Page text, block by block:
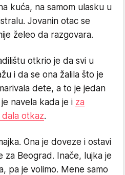
kuća, na samom ulasku u
Jovanin otac se
želeo da razgovara.
otkrio je da svi u
i da se ona žalila što je
dete, a to je jedan
navela kada je i za
otkaz.
Ona je doveze i ostavi
Beograd. Inače, lujka je
pa je volimo. Mene samo